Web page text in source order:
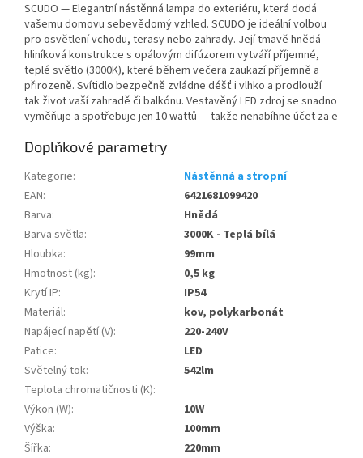
SCUDO — Elegantní nástěnná lampa do exteriéru, která dodá
vašemu domovu sebevědomý vzhled. SCUDO je ideální volbou
pro osvětlení vchodu, terasy nebo zahrady. Její tmavě hnědá
hliníková konstrukce s opálovým difúzorem vytváří příjemné,
teplé světlo (3000K), které během večera zaukazí příjemně a
přirozeně. Svítidlo bezpečně zvládne déšť i vlhko a prodlouží
tak život vaší zahradě či balkónu. Vestavěný LED zdroj se snadno
vyměňuje a spotřebuje jen 10 wattů — takže nenabíhne účet za e
Doplňkové parametry
Kategorie:
Nástěnná a stropní
EAN:
6421681099420
Barva:
Hnědá
Barva světla:
3000K - Teplá bílá
Hloubka:
99mm
Hmotnost (kg):
0,5 kg
Krytí IP:
IP54
Materiál:
kov, polykarbonát
Napájecí napětí (V):
220-240V
Patice:
LED
Světelný tok:
542lm
Teplota chromatičnosti (K):
Výkon (W):
10W
Výška:
100mm
Šířka: 220mm